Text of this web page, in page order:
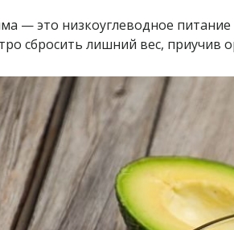
— это низкоуглеводное
сбросить лишний вес, приучив